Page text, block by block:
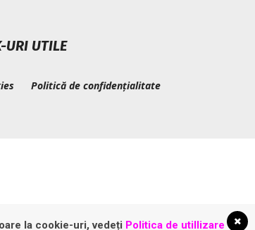
URI UTILE
Politică de confidențialitate
la cookie-uri, vedeți Politica de utillizare